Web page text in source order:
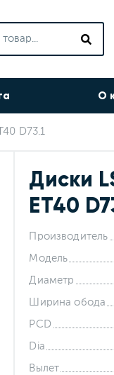
О
D73.1
Диски
ET40
Производитель
Модель
Диаметр
Ширина обода
PCD
Dia
Вылет